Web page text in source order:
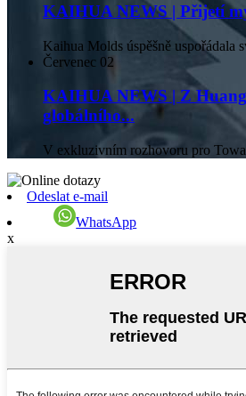
KAIHUA NEWS | Přijetí
Kaihua Molds úspěšně uspořádala
Červenec 02
KAIHUA NEWS | Z
globálního...
V exkluzivním rozhovoru pro
Odeslat e-mail
WhatsApp
x